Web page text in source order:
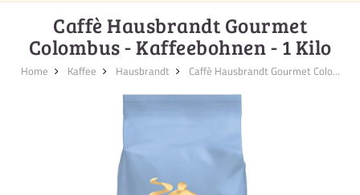
Caffè Hausbrandt Gourmet
Colombus - Kaffeebohnen - 1 Kilo
Home Kaffee Hausbrandt Caffè Hausbrandt Gourmet Colo...